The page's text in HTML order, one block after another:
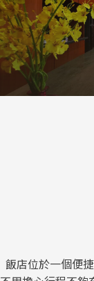
飯店位於一個便